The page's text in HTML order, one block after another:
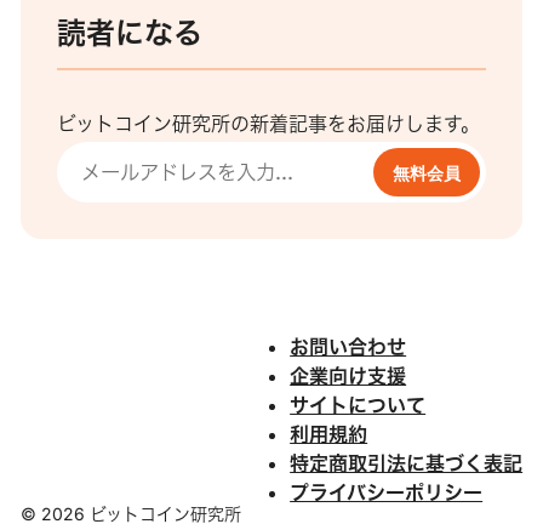
読者になる
ビットコイン研究所の新着記事をお届けします。
無料会員
© 2026 ビットコイン研究所
お問い合わせ
企業向け支援
サイトについて
利用規約
特定商取引法に基づく表記
プライバシーポリシー